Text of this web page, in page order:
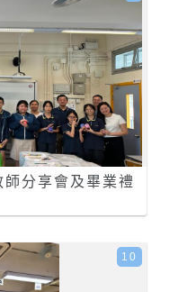
分享會及畢業禮
10